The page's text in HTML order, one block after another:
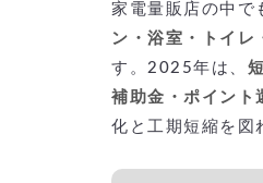
家電量販店の中で
ン・浴室・トイレ
す。2025年は、
補助金・ポイント
化と工期短縮を図